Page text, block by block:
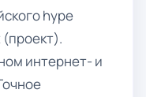
hype
интернет- и